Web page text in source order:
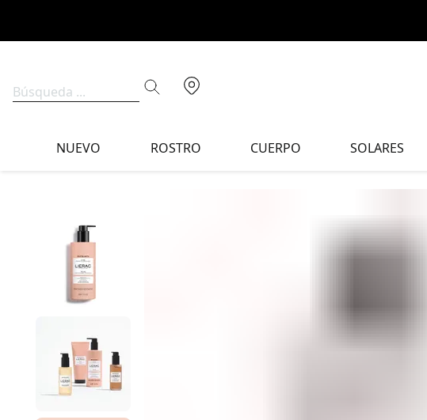
NUEVO ROSTRO CUERPO SOLARES